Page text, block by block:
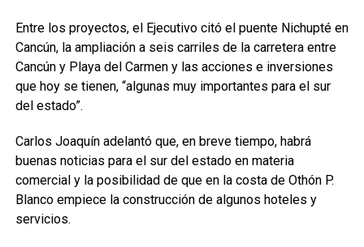
Entre los proyectos, el Ejecutivo citó el puente Nichupté en
Cancún, la ampliación a seis carriles de la carretera entre
Cancún y Playa del Carmen y las acciones e inversiones
que hoy se tienen, “algunas muy importantes para el sur
del estado”.
Carlos Joaquín adelantó que, en breve tiempo, habrá
buenas noticias para el sur del estado en materia
comercial y la posibilidad de que en la costa de Othón P.
Blanco empiece la construcción de algunos hoteles y
servicios.